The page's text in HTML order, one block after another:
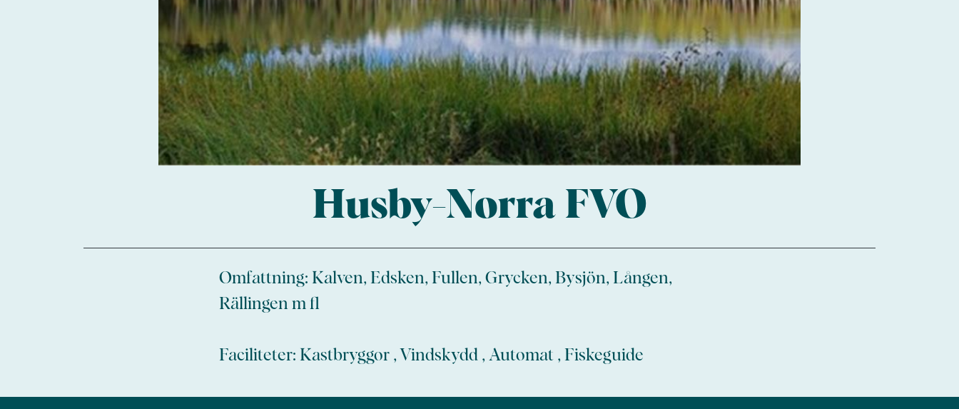
Husby-Norra FVO
Omfattning: Kalven, Edsken, Fullen, Grycken, Bysjön, Lången,
Rällingen m fl
Faciliteter: Kastbryggor , Vindskydd , Automat , Fiskeguide